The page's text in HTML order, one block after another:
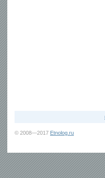
© 2008—2017 Etnolog.ru